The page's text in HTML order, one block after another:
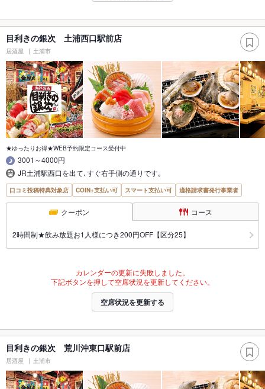
目利きの銀次 土浦西口駅前店
居酒屋 土浦市
★ゆったりお得★WEB予約限定コース受付中
3001～4000円
JR土浦駅西口を出て､すぐ右手側の通りです｡
口コミ投稿特典対象店 COIN+支払い可 スマート支払い可 適格請求書発行事業者
クーポン コース
2時間制★飲み放題お1人様につき200円OFF【区分25】
カレンダーの更新に失敗しました。
下記ボタンを押して空席状況を更新してください。
空席状況を更新する
目利きの銀次 荒川沖東口駅前店
居酒屋 土浦市